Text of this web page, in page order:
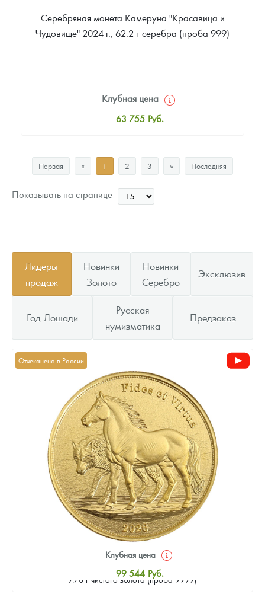
Серебряная монета Камеруна "Красавица и
Чудовище" 2024 г., 62.2 г серебра (проба 999)
Клубная цена
63 755 Руб.
64 801 Руб.
Цена выкупа
Звоните
Первая « 1 2 3 » Последняя
Показывать на странице
Лидеры
продаж
Новинки
Золото
Новинки
Серебро
Эксклюзив
Год Лошади
Русская
нумизматика
Предзаказ
Отчеканено в России
7.78 г чистого золота (проба 9999)
Клубная цена
99 544 Руб.
Стандартная цена